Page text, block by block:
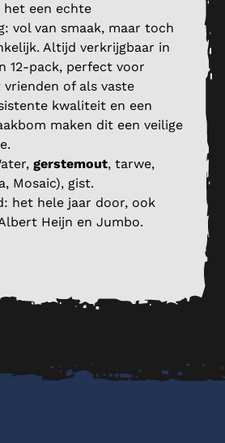
het een echte
vol van smaak, maar toch
Altijd verkrijgbaar in
12-pack, perfect voor
of als vaste
kwaliteit en een
maken dit een veilige
gerstemout, tarwe,
Mosaic), gist.
het hele jaar door, ook
Heijn en Jumbo.